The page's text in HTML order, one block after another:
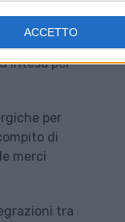
ACCETTO
area
e
per
per
di
merci
tra